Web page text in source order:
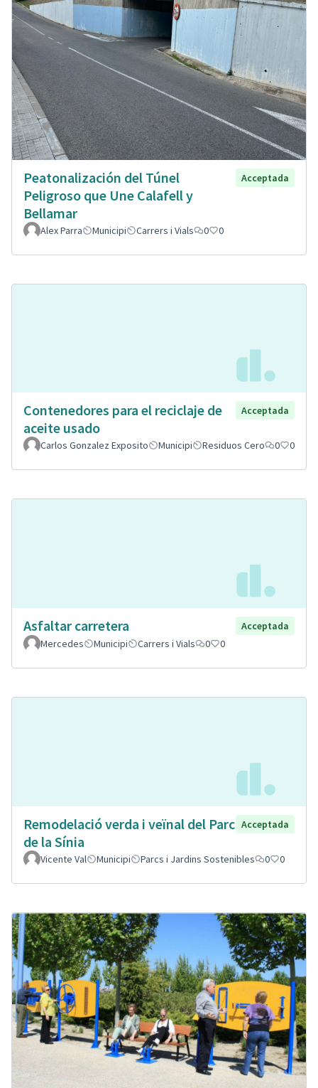
Peatonalización del Túnel
Peligroso que Une Calafell y
Bellamar
Acceptada
Alex Parra Municipi Carrers i Vials 0 0
Contenedores para el reciclaje de
aceite usado
Acceptada
Carlos Gonzalez Exposito Municipi Residuos Cero 0 0
Asfaltar carretera
Acceptada
Mercedes
Municipi Carrers i Vials 0 0
Remodelació verda i veïnal del Parc
de la Sínia
Acceptada
Vicente Val Municipi Parcs i Jardins Sostenibles 0 0